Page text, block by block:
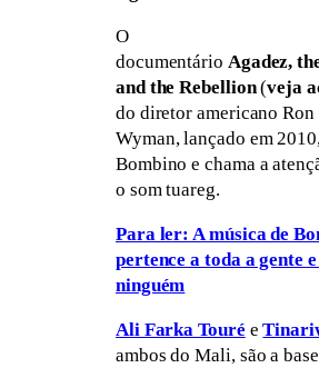
O
documentário Agadez,
and the Rebellion(veja
do diretor americano Ron
Wyman, lançado em
Bombino e chama a
o som tuareg.
Para ler: A música de
pertence a toda a gente
ninguém
Ali Farka Touré e
ambos do Mali, são a